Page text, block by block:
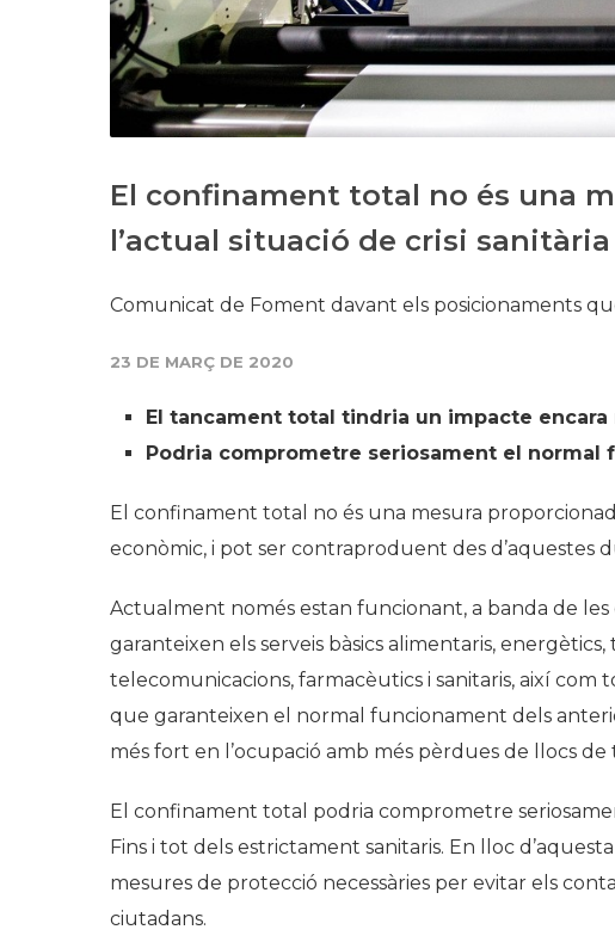
El confinament total no és una
l’actual situació de crisi
Comunicat de Foment davant els posicionaments
23 DE MARÇ DE 2020
El tancament total tindria un impacte encara
Podria comprometre seriosament el normal
El confinament total no és una mesura
econòmic, i pot ser contraproduent des d’aquestes
Actualment només estan funcionant, a banda de
garanteixen els serveis bàsics alimentaris,
telecomunicacions, farmacèutics i sanitaris, així com
que garanteixen el normal funcionament dels
més fort en l’ocupació amb més pèrdues de llocs de
El confinament total podria comprometre
Fins i tot dels estrictament sanitaris. En lloc
mesures de protecció necessàries per evitar els
ciutadans.